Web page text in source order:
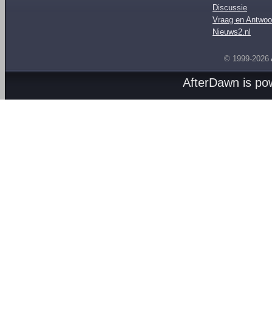
Discussie
Vraag en
Nieuws2.nl
© 1999-2026
AfterDawn is